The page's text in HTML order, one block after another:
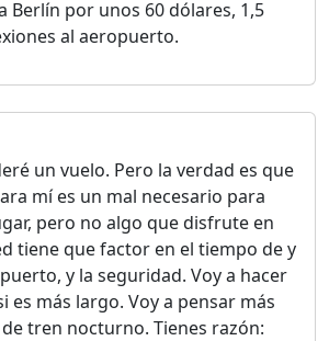
Berlín por unos 60 dólares, 1,5
al aeropuerto.
un vuelo. Pero la verdad es que
mí es un mal necesario para
pero no algo que disfrute en
tiene que factor en el tiempo de y
y la seguridad. Voy a hacer
es más largo. Voy a pensar más
tren nocturno. Tienes razón: